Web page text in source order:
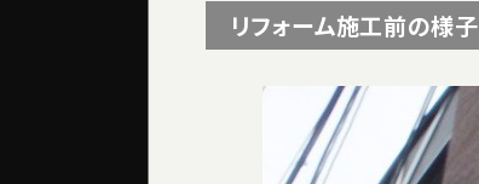
リフォーム施工前の様子